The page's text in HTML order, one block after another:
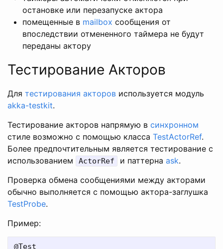
остановке или перезапуске актора
помещенные в mailbox сообщения от
впоследствии отмененного таймера не будут
переданы актору
Тестирование Акторов
Для тестирования акторов используется модуль
akka-testkit.
Тестирование акторов напрямую в синхронном
стиле возможно с помощью класса TestActorRef.
Более предпочтительным является тестирование с
использованием
ActorRef и паттерна ask.
Проверка обмена сообщениями между акторами
обычно выполняется с помощью актора-заглушка
TestProbe.
Пример:
@Test